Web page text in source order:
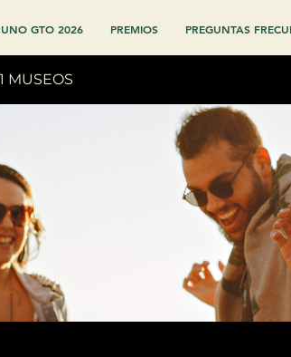
GTO 2026 PREMIOS PREGUNTAS
MUSEOS